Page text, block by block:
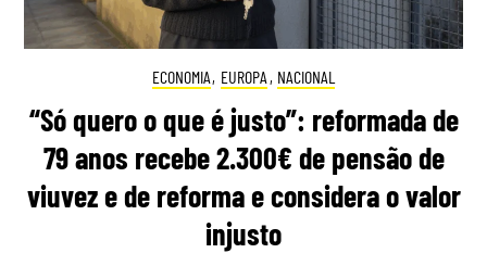
ECONOMIA, EUROPA , NACIONAL
“Só quero o que é justo”: reformada de
79 anos recebe 2.300€ de pensão de
viuvez e de reforma e considera o valor
injusto